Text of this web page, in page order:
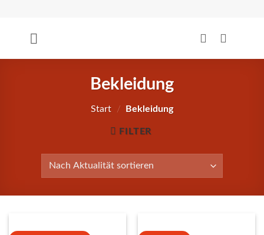
springen
Bekleidung
Start / Bekleidung
FILTER